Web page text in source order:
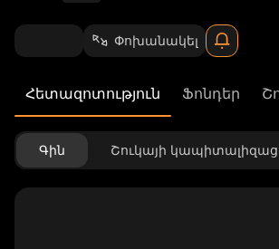
Փոխանակել
Հետազոտություն Ֆոնդեր
Գին Շուկայի